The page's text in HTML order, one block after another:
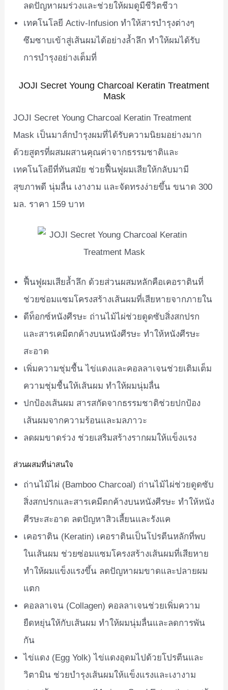
ลดปัญหาผมร่วงและช่วยให้ผมดูมีชีวิตชีวา
เทคโนโลยี Activ-Infusion ทำให้สารบำรุงต่างๆ
ซึมซาบเข้าสู่เส้นผมได้อย่างล้ำลึก ทำให้ผมได้รับ
การบำรุงอย่างเต็มที่
JOJI Secret Young Charcoal Keratin Treatment
Mask
JOJI Secret Young Charcoal Keratin Treatment
Mask เป็นมาส์กบำรุงผมที่ได้รับความนิยมอย่างมาก
ด้วยสูตรที่ผสมผสานคุณค่าจากธรรมชาติและ
เทคโนโลยีที่ทันสมัย ช่วยฟื้นฟูผมเสียให้กลับมามี
สุขภาพดี นุ่มลื่น เงางาม และจัดทรงง่ายขึ้น ขนาด 300
มล. ราคา 159 บาท
ฟื้นฟูผมเสียล้ำลึก ด้วยส่วนผสมหลักคือเคอราตินที่
ช่วยซ่อมแซมโครงสร้างเส้นผมที่เสียหายจากภายใน
ดีท็อกซ์หนังศีรษะ ถ่านไม้ไผ่ช่วยดูดซับสิ่งสกปรก
และสารเคมีตกค้างบนหนังศีรษะ ทำให้หนังศีรษะ
สะอาด
เพิ่มความชุ่มชื้น ไข่แดงและคอลลาเจนช่วยเติมเต็ม
ความชุ่มชื้นให้เส้นผม ทำให้ผมนุ่มลื่น
ปกป้องเส้นผม สารสกัดจากธรรมชาติช่วยปกป้อง
เส้นผมจากความร้อนและมลภาวะ
ลดผมขาดร่วง ช่วยเสริมสร้างรากผมให้แข็งแรง
ส่วนผสมที่น่าสนใจ
ถ่านไม้ไผ่ (Bamboo Charcoal) ถ่านไม้ไผ่ช่วยดูดซับ
สิ่งสกปรกและสารเคมีตกค้างบนหนังศีรษะ ทำให้หนัง
ศีรษะสะอาด ลดปัญหาสิวเสี้ยนและรังแค
เคอราติน (Keratin) เคอราตินเป็นโปรตีนหลักที่พบ
ในเส้นผม ช่วยซ่อมแซมโครงสร้างเส้นผมที่เสียหาย
ทำให้ผมแข็งแรงขึ้น ลดปัญหาผมขาดและปลายผม
แตก
คอลลาเจน (Collagen) คอลลาเจนช่วยเพิ่มความ
ยืดหยุ่นให้กับเส้นผม ทำให้ผมนุ่มลื่นและลดการพัน
กัน
ไข่แดง (Egg Yolk) ไข่แดงอุดมไปด้วยโปรตีนและ
วิตามิน ช่วยบำรุงเส้นผมให้แข็งแรงและเงางาม